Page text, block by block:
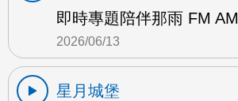
即時專題陪伴那雨 FM AM
2026/06/13
星月城堡